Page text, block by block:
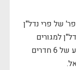
של פרי נדל"ן
למגורים
ומציע להם לקנות בית מרווח צמוד קרקע של 6 חדרים